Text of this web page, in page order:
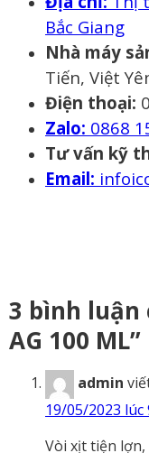
Bắc Giang
Nhà máy
Tiến, Việt
Điện thoại:
Zalo: 0868
Tư vấn kỹ
Email:
3 bình luận
AG 100 ML”
admin
19/05/2023 lúc
Vòi xịt tiện